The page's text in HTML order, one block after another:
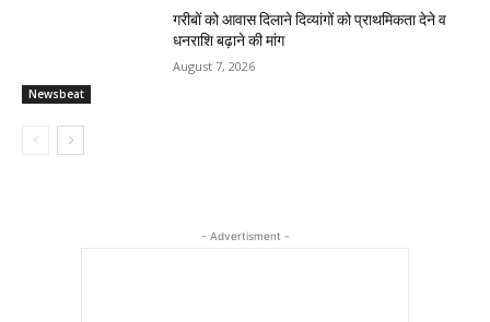
Newsbeat
गरीबों को आवास दिलाने दिव्यांगों को प्राथमिकता देने व
धनराशि बढ़ाने की मांग
August 7, 2026
- Advertisment -